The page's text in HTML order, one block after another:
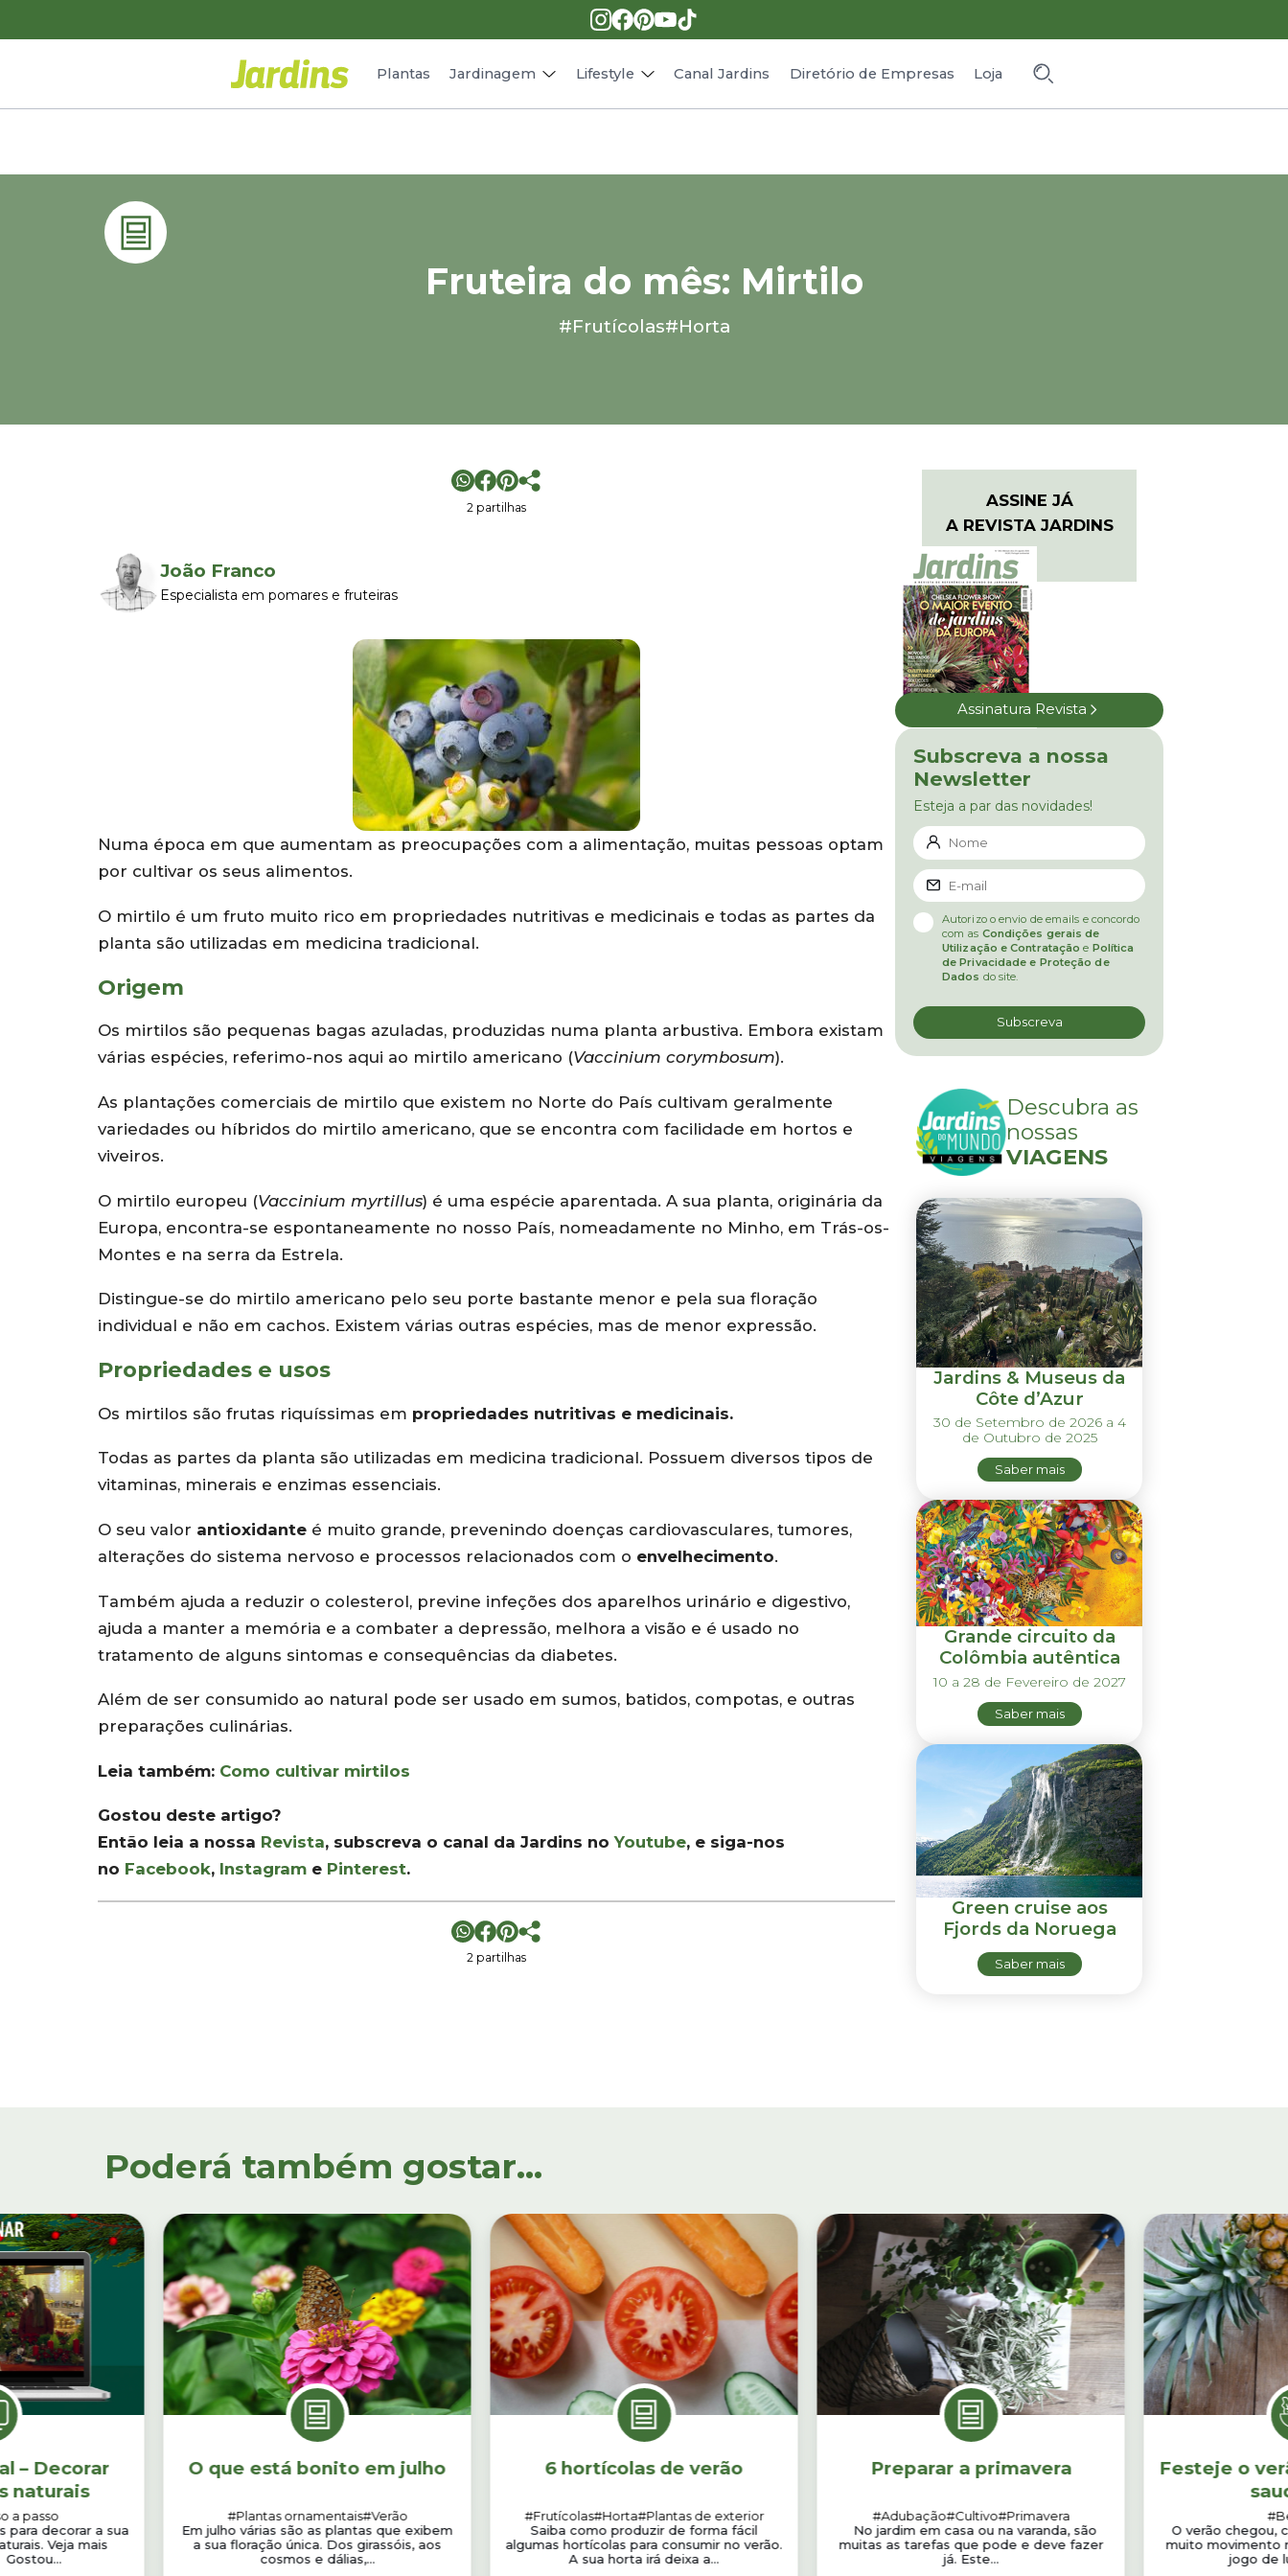
Plantas Jardinagem Lifestyle
Receitas
Canal Jardins Diretório de Empresas Loja
Fruteira do mês: Mirtilo
#Frutícolas#Horta
2 partilhas
João Franco
Especialista em pomares e fruteiras
Numa época em que aumentam as preocupações com a alimentação, muitas pessoas optam
por cultivar os seus alimentos.
O mirtilo é um fruto muito rico em propriedades nutritivas e medicinais e todas as partes da
planta são utilizadas em medicina tradicional.
Origem
Os mirtilos são pequenas bagas azuladas, produzidas numa planta arbustiva. Embora existam
várias espécies, referimo-nos aqui ao mirtilo americano (Vaccinium corymbosum).
As plantações comerciais de mirtilo que existem no Norte do País cultivam geralmente
variedades ou híbridos do mirtilo americano, que se encontra com facilidade em hortos e
viveiros.
O mirtilo europeu (Vaccinium myrtillus) é uma espécie aparentada. A sua planta, originária da
Europa, encontra-se espontaneamente no nosso País, nomeadamente no Minho, em Trás-os-
Montes e na serra da Estrela.
Distingue-se do mirtilo americano pelo seu porte bastante menor e pela sua floração
individual e não em cachos. Existem várias outras espécies, mas de menor expressão.
Propriedades e usos
Os mirtilos são frutas riquíssimas em propriedades nutritivas e medicinais.
Todas as partes da planta são utilizadas em medicina tradicional. Possuem diversos tipos de
vitaminas, minerais e enzimas essenciais.
O seu valor antioxidante é muito grande, prevenindo doenças cardiovasculares, tumores,
alterações do sistema nervoso e processos relacionados com o envelhecimento.
Também ajuda a reduzir o colesterol, previne infeções dos aparelhos urinário e digestivo,
ajuda a manter a memória e a combater a depressão, melhora a visão e é usado no
tratamento de alguns sintomas e consequências da diabetes.
Além de ser consumido ao natural pode ser usado em sumos, batidos, compotas, e outras
preparações culinárias.
Leia também: Como cultivar mirtilos
Gostou deste artigo?
Então leia a nossa Revista, subscreva o canal da Jardins noYoutube, e siga-nos
no Facebook, Instagram e Pinterest.
2 partilhas
ASSINE JÁ
A REVISTA JARDINS
Assinatura Revista
Subscreva a nossa
Newsletter
Esteja a par das novidades!
Autorizo o envio de emails e concordo
com as Condições gerais de
Utilização e Contratação e Política
de Privacidade e Proteção de
Dados do site.
Descubra as
nossas
VIAGENS
Jardins & Museus da
Côte d’Azur
30 de Setembro de 2026 a 4
de Outubro de 2025
Saber mais
Grande circuito da
Colômbia autêntica
10 a 28 de Fevereiro de 2027
Saber mais
Green cruise aos
Fjords da Noruega
Saber mais
Poderá também gostar...
– Decorar
naturais
a passo
para decorar a sua
Veja mais
O que está bonito em julho
#Plantas ornamentais#Verão
Em julho várias são as plantas que exibem
a sua floração única. Dos girassóis, aos
cosmos e dálias,...
6 hortícolas de verão
#Frutícolas#Horta#Plantas de exterior
Saiba como produzir de forma fácil
algumas hortícolas para consumir no verão.
A sua horta irá deixa a...
Preparar a primavera
#Adubação#Cultivo#Primavera
No jardim em casa ou na varanda, são
muitas as tarefas que pode e deve fazer
já. Este...
Festeje o
O verão chegou,
muito movimento
jogo de